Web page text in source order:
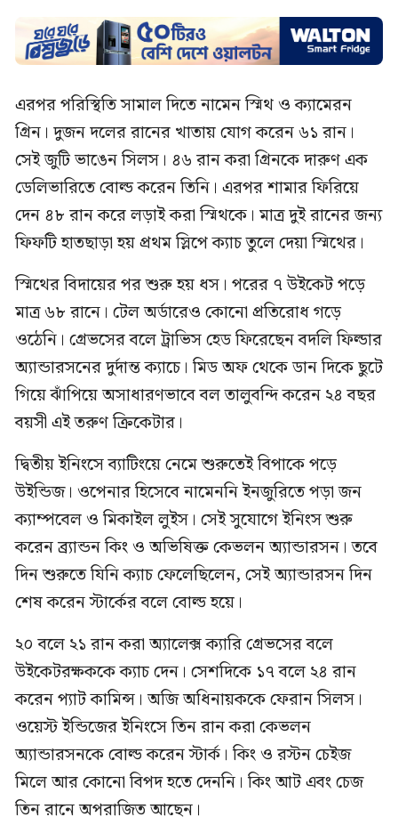
এরপর পরিস্থিতি সামাল দিতে নামেন স্মিথ ও ক্যামেরন
গ্রিন। দুজন দলের রানের খাতায় যোগ করেন ৬১ রান।
সেই জুটি ভাঙেন সিলস। ৪৬ রান করা গ্রিনকে দারুণ এক
ডেলিভারিতে বোল্ড করেন তিনি। এরপর শামার ফিরিয়ে
দেন ৪৮ রান করে লড়াই করা স্মিথকে। মাত্র দুই রানের জন্য
ফিফটি হাতছাড়া হয় প্রথম স্লিপে ক্যাচ তুলে দেয়া স্মিথের।
স্মিথের বিদায়ের পর শুরু হয় ধস। পরের ৭ উইকেট পড়ে
মাত্র ৬৮ রানে। টেল অর্ডারেও কোনো প্রতিরোধ গড়ে
ওঠেনি। গ্রেভসের বলে ট্রাভিস হেড ফিরেছেন বদলি ফিল্ডার
অ্যান্ডারসনের দুর্দান্ত ক্যাচে। মিড অফ থেকে ডান দিকে ছুটে
গিয়ে ঝাঁপিয়ে অসাধারণভাবে বল তালুবন্দি করেন ২৪ বছর
বয়সী এই তরুণ ক্রিকেটার।
দ্বিতীয় ইনিংসে ব্যাটিংয়ে নেমে শুরুতেই বিপাকে পড়ে
উইন্ডিজ। ওপেনার হিসেবে নামেননি ইনজুরিতে পড়া জন
ক্যাম্পবেল ও মিকাইল লুইস। সেই সুযোগে ইনিংস শুরু
করেন ব্র্যান্ডন কিং ও অভিষিক্ত কেভলন অ্যান্ডারসন। তবে
দিন শুরুতে যিনি ক্যাচ ফেলেছিলেন, সেই অ্যান্ডারসন দিন
শেষ করেন স্টার্কের বলে বোল্ড হয়ে।
২০ বলে ২১ রান করা অ্যালেক্স ক্যারি গ্রেভসের বলে
উইকেটরক্ষককে ক্যাচ দেন। সেশদিকে ১৭ বলে ২৪ রান
করেন প্যাট কামিন্স। অজি অধিনায়ককে ফেরান সিলস।
ওয়েস্ট ইন্ডিজের ইনিংসে তিন রান করা কেভলন
অ্যান্ডারসনকে বোল্ড করেন স্টার্ক। কিং ও রস্টন চেইজ
মিলে আর কোনো বিপদ হতে দেননি। কিং আট এবং চেজ
তিন রানে অপরাজিত আছেন।